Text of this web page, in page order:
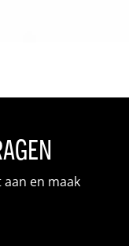
en maak